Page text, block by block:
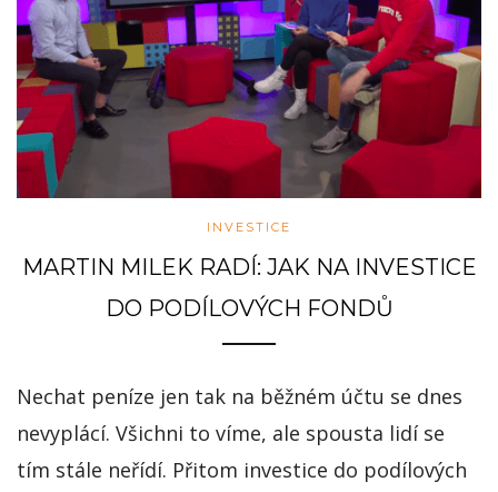
INVESTICE
MARTIN MILEK RADÍ: JAK NA INVESTICE
DO PODÍLOVÝCH FONDŮ
Nechat peníze jen tak na běžném účtu se dnes
nevyplácí. Všichni to víme, ale spousta lidí se
tím stále neřídí. Přitom investice do podílových